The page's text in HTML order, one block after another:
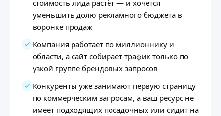
стоимость лида растёт — и хочется
уменьшить долю рекламного бюджета в
воронке продаж
Компания работает по миллионнику и
области, а сайт собирает трафик только по
узкой группе брендовых запросов
Конкуренты уже занимают первую страницу
по коммерческим запросам, а ваш ресурс не
имеет подходящих посадочных или сидит на